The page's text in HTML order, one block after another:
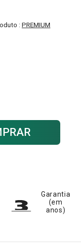
: PREMIUM
Garantia
(em
anos)